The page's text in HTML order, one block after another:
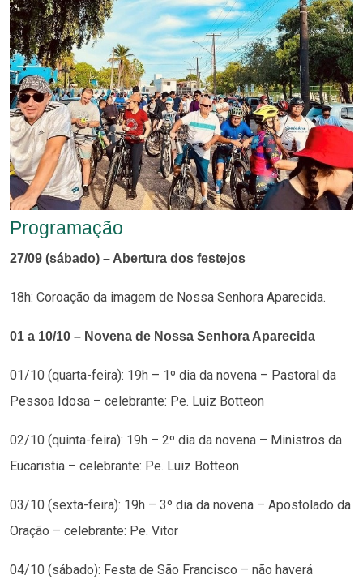
Programação
27/09 (sábado) – Abertura dos festejos
18h: Coroação da imagem de Nossa Senhora Aparecida.
01 a 10/10 – Novena de Nossa Senhora Aparecida
01/10 (quarta-feira): 19h – 1º dia da novena – Pastoral da
Pessoa Idosa – celebrante: Pe. Luiz Botteon
02/10 (quinta-feira): 19h – 2º dia da novena – Ministros da
Eucaristia – celebrante: Pe. Luiz Botteon
03/10 (sexta-feira): 19h – 3º dia da novena – Apostolado da
Oração – celebrante: Pe. Vitor
04/10 (sábado): Festa de São Francisco – não haverá